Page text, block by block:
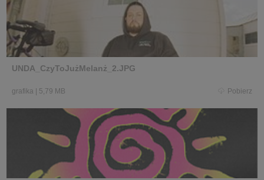
UNDA_CzyToJużMelanż_2.JPG
grafika 5,79 MB Pobierz